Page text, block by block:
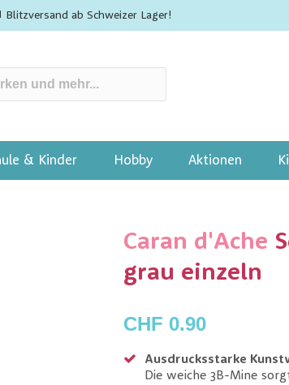
Blitzversand ab Schweizer Lager!
& Kinder Hobby Aktionen
Caran d'Ache
grau einzeln
CHF 0.90
Ausdrucksstarke
Die weiche 3B-Mine